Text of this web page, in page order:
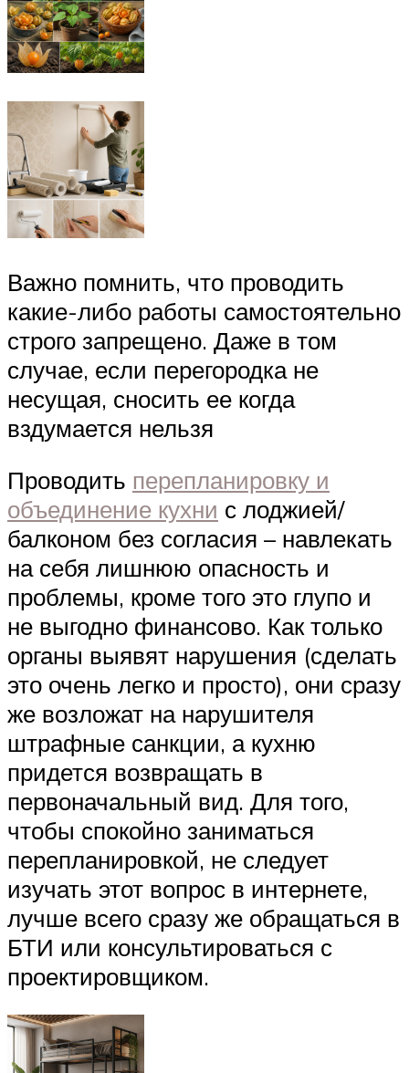
Важно помнить, что проводить
какие-либо работы самостоятельно
строго запрещено. Даже в том
случае, если перегородка не
несущая, сносить ее когда
вздумается нельзя
Проводить перепланировку и
объединение кухни с лоджией/
балконом без согласия – навлекать
на себя лишнюю опасность и
проблемы, кроме того это глупо и
не выгодно финансово. Как только
органы выявят нарушения (сделать
это очень легко и просто), они сразу
же возложат на нарушителя
штрафные санкции, а кухню
придется возвращать в
первоначальный вид. Для того,
чтобы спокойно заниматься
перепланировкой, не следует
изучать этот вопрос в интернете,
лучше всего сразу же обращаться в
БТИ или консультироваться с
проектировщиком.